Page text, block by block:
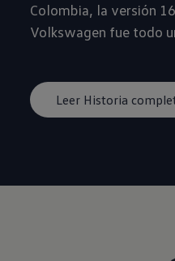
Colombia, la versión
Volkswagen fue todo
Leer Historia